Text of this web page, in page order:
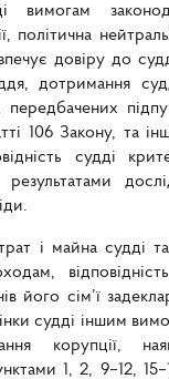
вимогам
політична
довіру до
дотримання
передбачених
106 Закону, та
судді
і майна судді
його сім’ї
судді іншим
корупції,
1, 2, 9–12,